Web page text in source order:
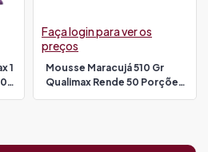
1
Mousse Maracujá 510 Gr
Qualimax Rende 50 Porções
Faça login para ver os
preços